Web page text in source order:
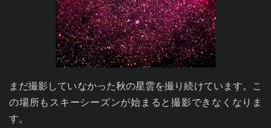
まだ撮影していなかった秋の星雲を撮り続けています。こ
の場所もスキーシーズンが始まると撮影できなくなりま
す。